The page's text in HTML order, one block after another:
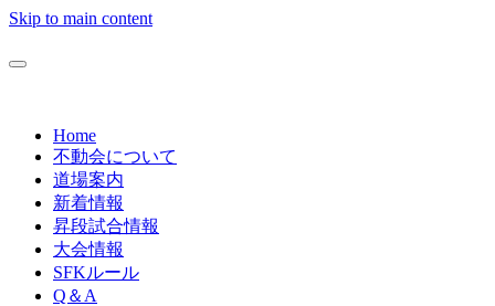
Skip to main content
Home
不動会について
道場案内
新着情報
昇段試合情報
大会情報
SFKルール
Q＆A